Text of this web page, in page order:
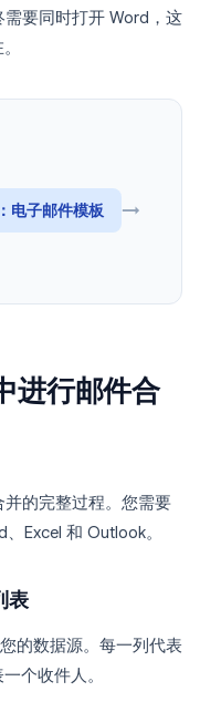
要同时打开 Word，这
电子邮件模板 →
进行邮件合
的完整过程。您需要
Excel 和 Outlook。
表
的数据源。每一列代表
个收件人。